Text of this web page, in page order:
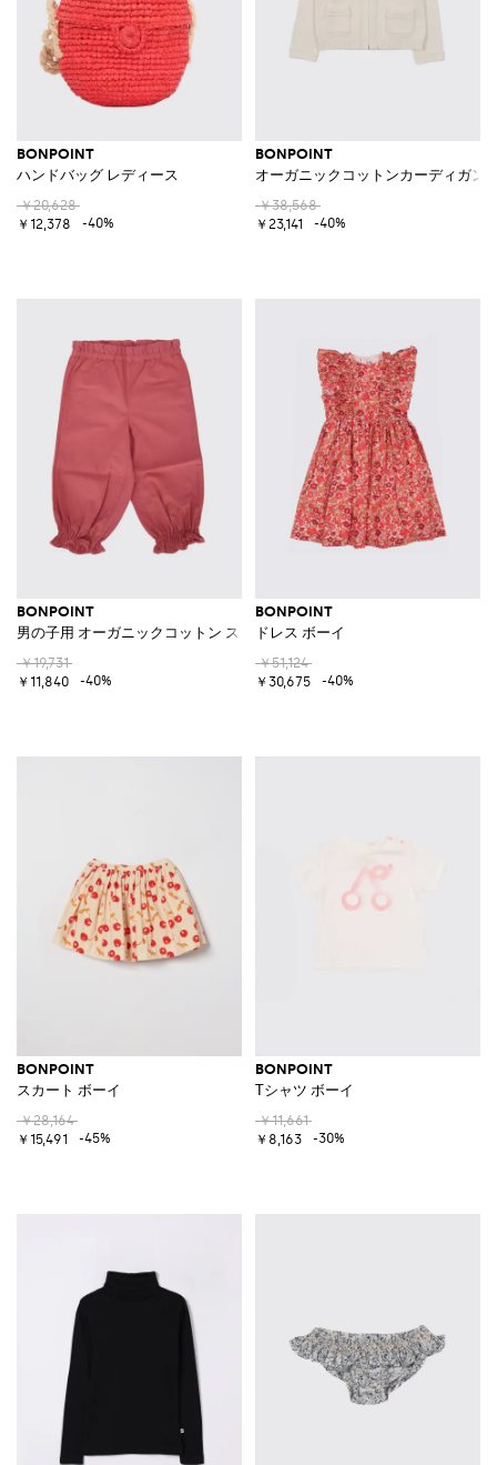
BONPOINT
ハンドバッグ レディース
￥20,628
￥12,378
-40%
BONPOINT
オーガニックコットンカーディガン
￥38,568
￥23,141
-40%
BONPOINT
男の子用 オーガニックコットン スラントポケット付きジョガーパンツ
￥19,731
￥11,840
-40%
BONPOINT
ドレス ボーイ
￥51,124
￥30,675
-40%
BONPOINT
スカート ボーイ
￥28,164
￥15,491
-45%
BONPOINT
Tシャツ ボーイ
￥11,661
￥8,163
-30%